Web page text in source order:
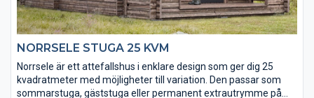
NORRSELE STUGA 25 KVM
Norrsele är ett attefallshus i enklare design som ger dig 25
kvadratmeter med möjligheter till variation. Den passar som
sommarstuga, gäststuga eller permanent extrautrymme på